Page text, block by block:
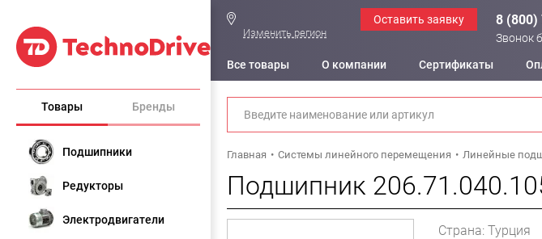
Товары Бренды
Подшипники
Редукторы
Электродвигатели
Изменить регион
Оставить заявку 8 (800)
Звонок
Все товары О компании Сертификаты
Главная Системы линейного перемещения Линейные
Подшипник
Страна: Турция